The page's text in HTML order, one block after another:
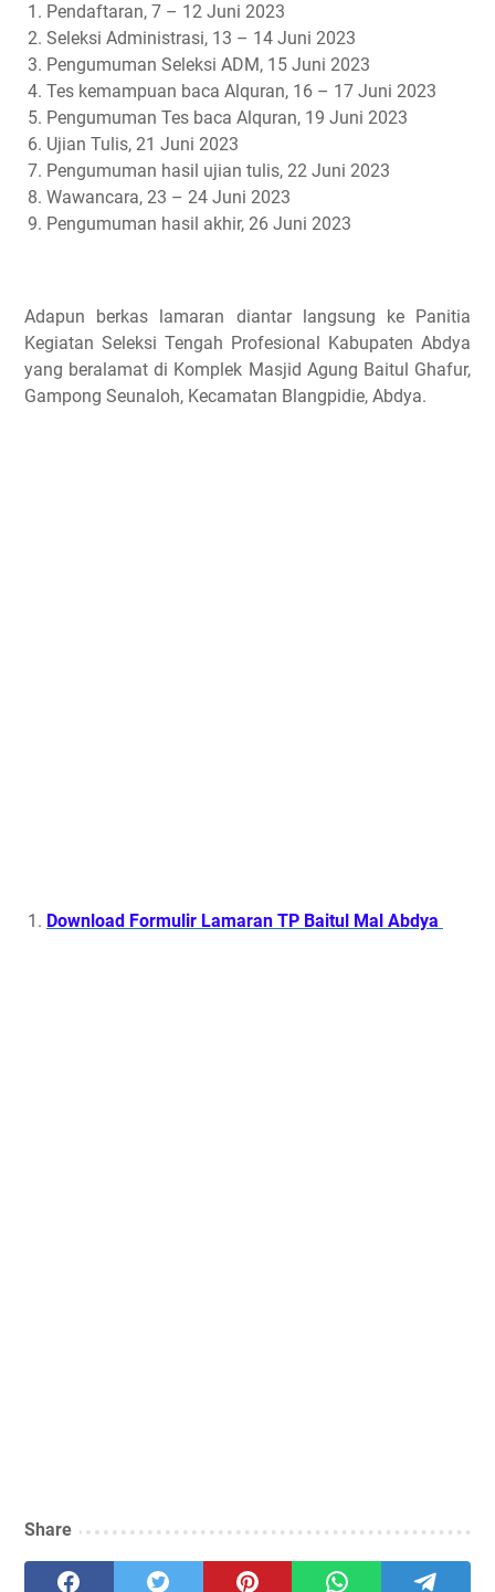
Pendaftaran, 7 – 12 Juni 2023
Seleksi Administrasi, 13 – 14 Juni 2023
Pengumuman Seleksi ADM, 15 Juni 2023
Tes kemampuan baca Alquran, 16 – 17 Juni 2023
Pengumuman Tes baca Alquran, 19 Juni 2023
Ujian Tulis, 21 Juni 2023
Pengumuman hasil ujian tulis, 22 Juni 2023
Wawancara, 23 – 24 Juni 2023
Pengumuman hasil akhir, 26 Juni 2023
Adapun berkas lamaran diantar langsung ke Panitia
Kegiatan Seleksi Tengah Profesional Kabupaten Abdya
yang beralamat di Komplek Masjid Agung Baitul Ghafur,
Gampong Seunaloh, Kecamatan Blangpidie, Abdya.
Download Formulir Lamaran TP Baitul Mal Abdya
Share